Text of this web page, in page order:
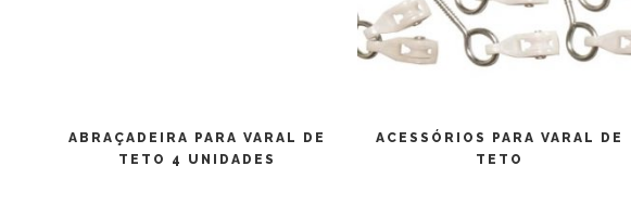
ABRAÇADEIRA PARA VARAL DE
TETO 4 UNIDADES
ACESSÓRIOS PARA VARAL DE
TETO